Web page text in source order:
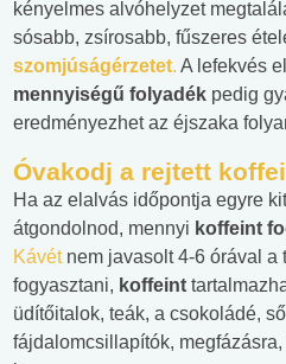
kényelmes alvóhelyzet
sósabb, zsírosabb, fűszeres
szomjúságérzetet. A lefekvés
mennyiségű folyadék pedig
eredményezhet az éjszaka
Óvakodj a rejtett
Ha az elalvás időpontja egyre
átgondolnod, mennyi koffeint
Kávét nem javasolt 4-6 órával
fogyasztani, koffeint
üdítőitalok, teák, a csokoládé,
fájdalomcsillapítók,